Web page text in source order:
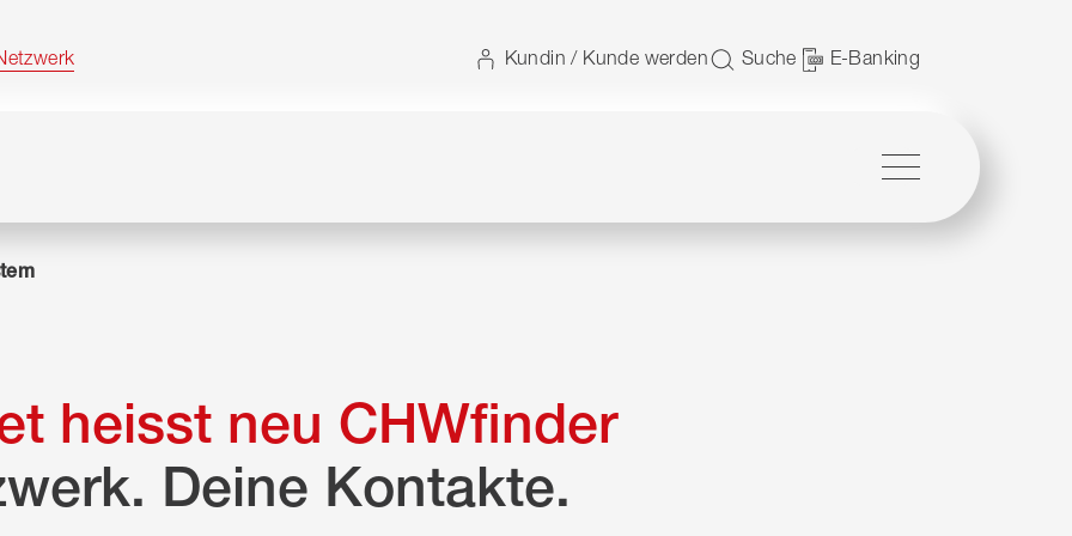
Kundin / Kunde werden Suche E-Banking
heisst neu CHWfinder
Deine Kontakte.